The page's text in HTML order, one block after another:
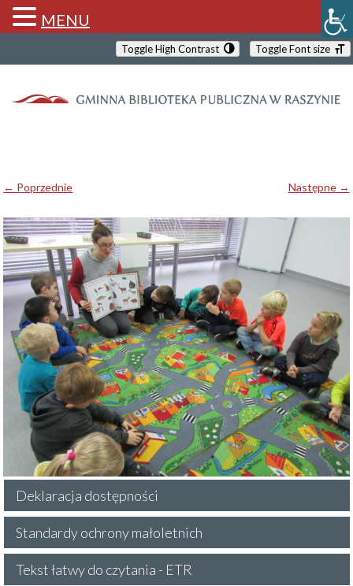
Toggle High Contrast Toggle Font size
← Poprzednie Następne →
Deklaracja dostępności
Standardy ochrony małoletnich
Tekst łatwy do czytania - ETR
MENU